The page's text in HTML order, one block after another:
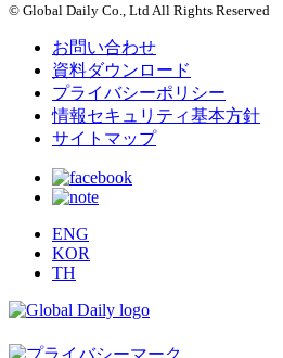
© Global Daily Co., Ltd All Rights Reserved
お問い合わせ
資料ダウンロード
プライバシーポリシー
情報セキュリティ基本方針
サイトマップ
ENG
KOR
TH